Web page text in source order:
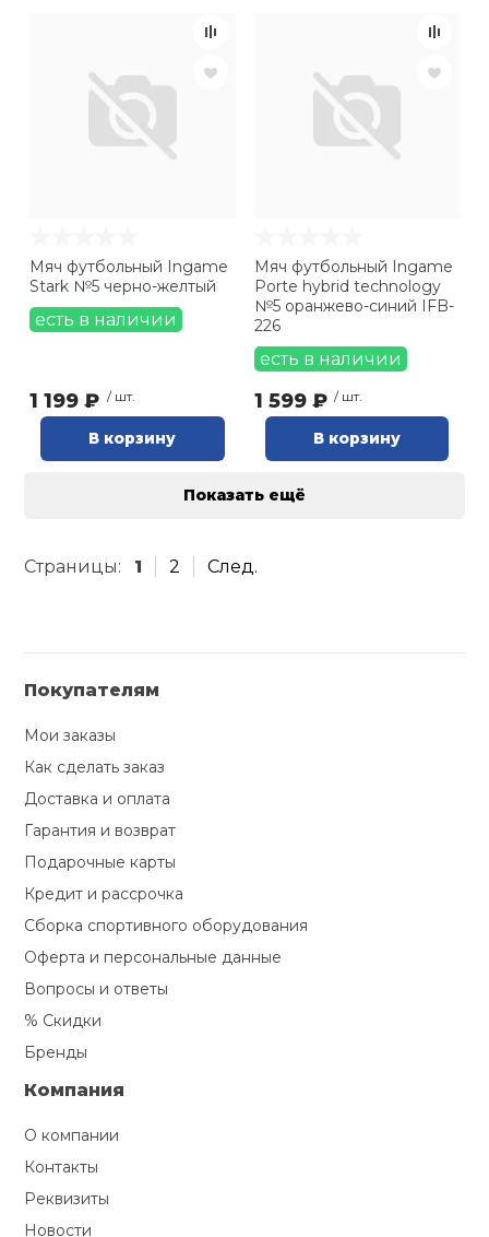
Мяч футбольный Ingame
Stark №5 черно-желтый
есть в наличии
1 199 ₽ / шт.
В корзину
Мяч футбольный Ingame
Porte hybrid technology
№5 оранжево-синий IFB-
226
есть в наличии
1 599 ₽ / шт.
В корзину
Показать ещё
Страницы: 1 2 След.
Покупателям
Мои заказы
Как сделать заказ
Доставка и оплата
Гарантия и возврат
Подарочные карты
Кредит и рассрочка
Сборка спортивного оборудования
Оферта и персональные данные
Вопросы и ответы
% Скидки
Бренды
Компания
О компании
Контакты
Реквизиты
Новости